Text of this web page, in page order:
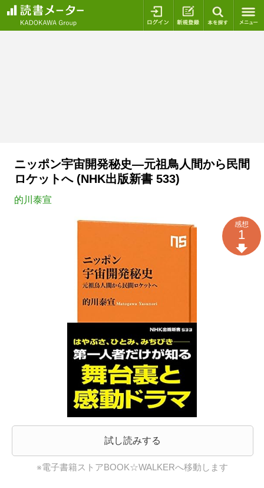
ログイン 新規登録
ニッポン宇宙開発秘史―元祖鳥人間から民間
ロケットへ (NHK出版新書 533)
的川泰宣
試し読みする
※電子書籍ストアBOOK☆WALKERへ移動します
感想
1